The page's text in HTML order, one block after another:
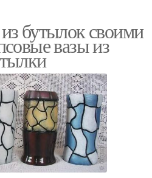
бутылок своими
вазы из